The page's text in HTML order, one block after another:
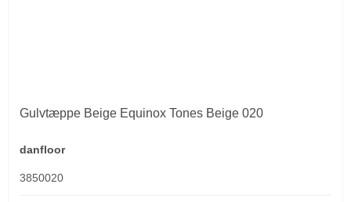
Gulvtæppe Beige Equinox Tones Beige 020
danfloor
3850020